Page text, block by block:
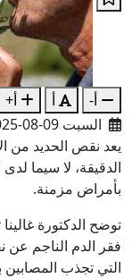
أ- أ أ+
السبت 09-08-2025
يعد نقص الحديد من
الدقيقة، لا سيما
بأمراض مزمنة.
توضح الدكتورة
فقر الدم الناجم
التي تجذب المصابين